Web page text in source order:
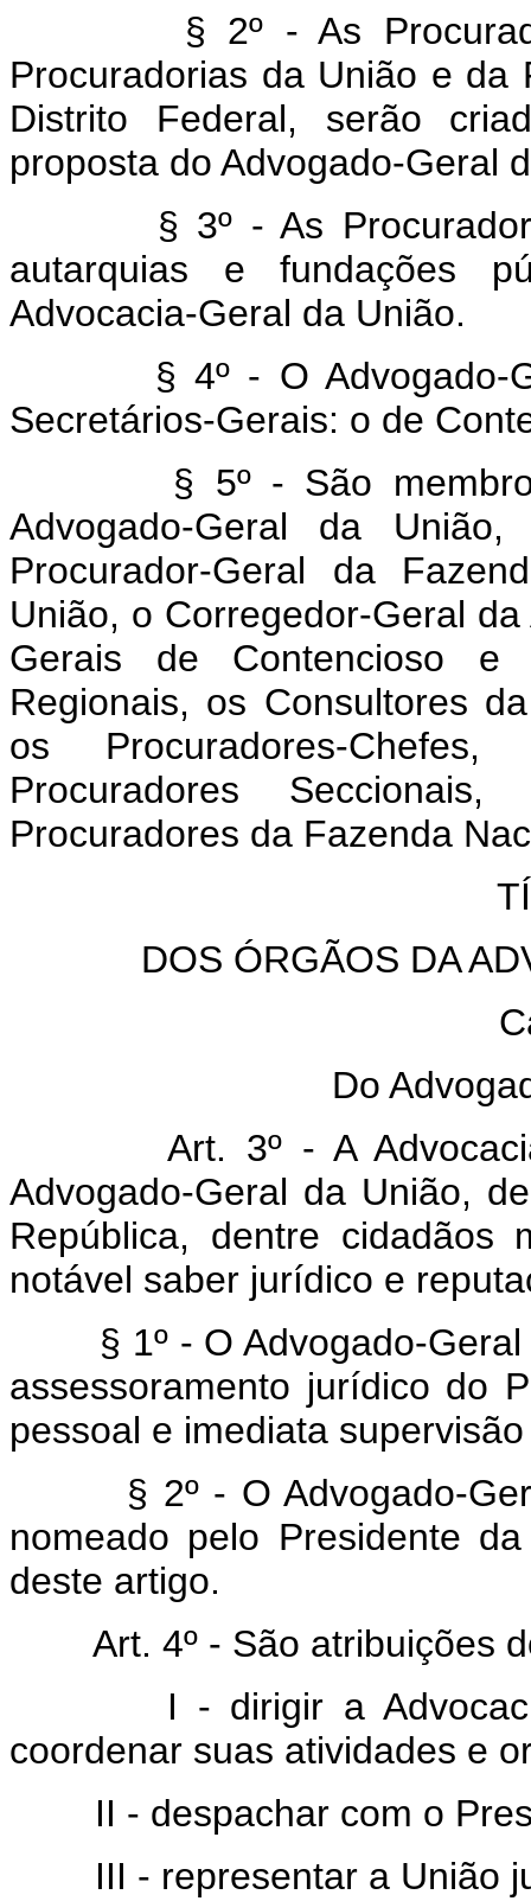
§ 2º - As
Procuradorias da União e da
Distrito Federal, serão
proposta do Advogado-Geral
§ 3º - As
autarquias e fundações
Advocacia-Geral da União.
§ 4º - O Advogado-
Secretários-Gerais: o de
§ 5º - São
Advogado-Geral da
Procurador-Geral da
União, o Corregedor-Geral
Gerais de Contencioso e
Regionais, os Consultores
os Procuradores-
Procuradores
Procuradores da Fazenda
DOS ÓRGÃOS DA
Do
Art. 3º - A
Advogado-Geral da União,
República, dentre
notável saber jurídico e
§ 1º - O Advogado-
assessoramento jurídico do
pessoal e imediata
§ 2º - O Advogado-
nomeado pelo Presidente
deste artigo.
Art. 4º - São atribuições
I - dirigir a
coordenar suas atividades e
II - despachar com o
III - representar a União